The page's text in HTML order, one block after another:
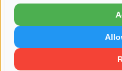
Vrijdag:
Zaterdag: